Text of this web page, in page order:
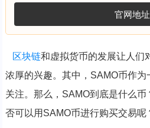
官网地址
区块链和虚拟货币的发展让人们
浓厚的兴趣。其中，SAMO币作
关注。那么，SAMO到底是什么
否可以用SAMO币进行购买交易呢